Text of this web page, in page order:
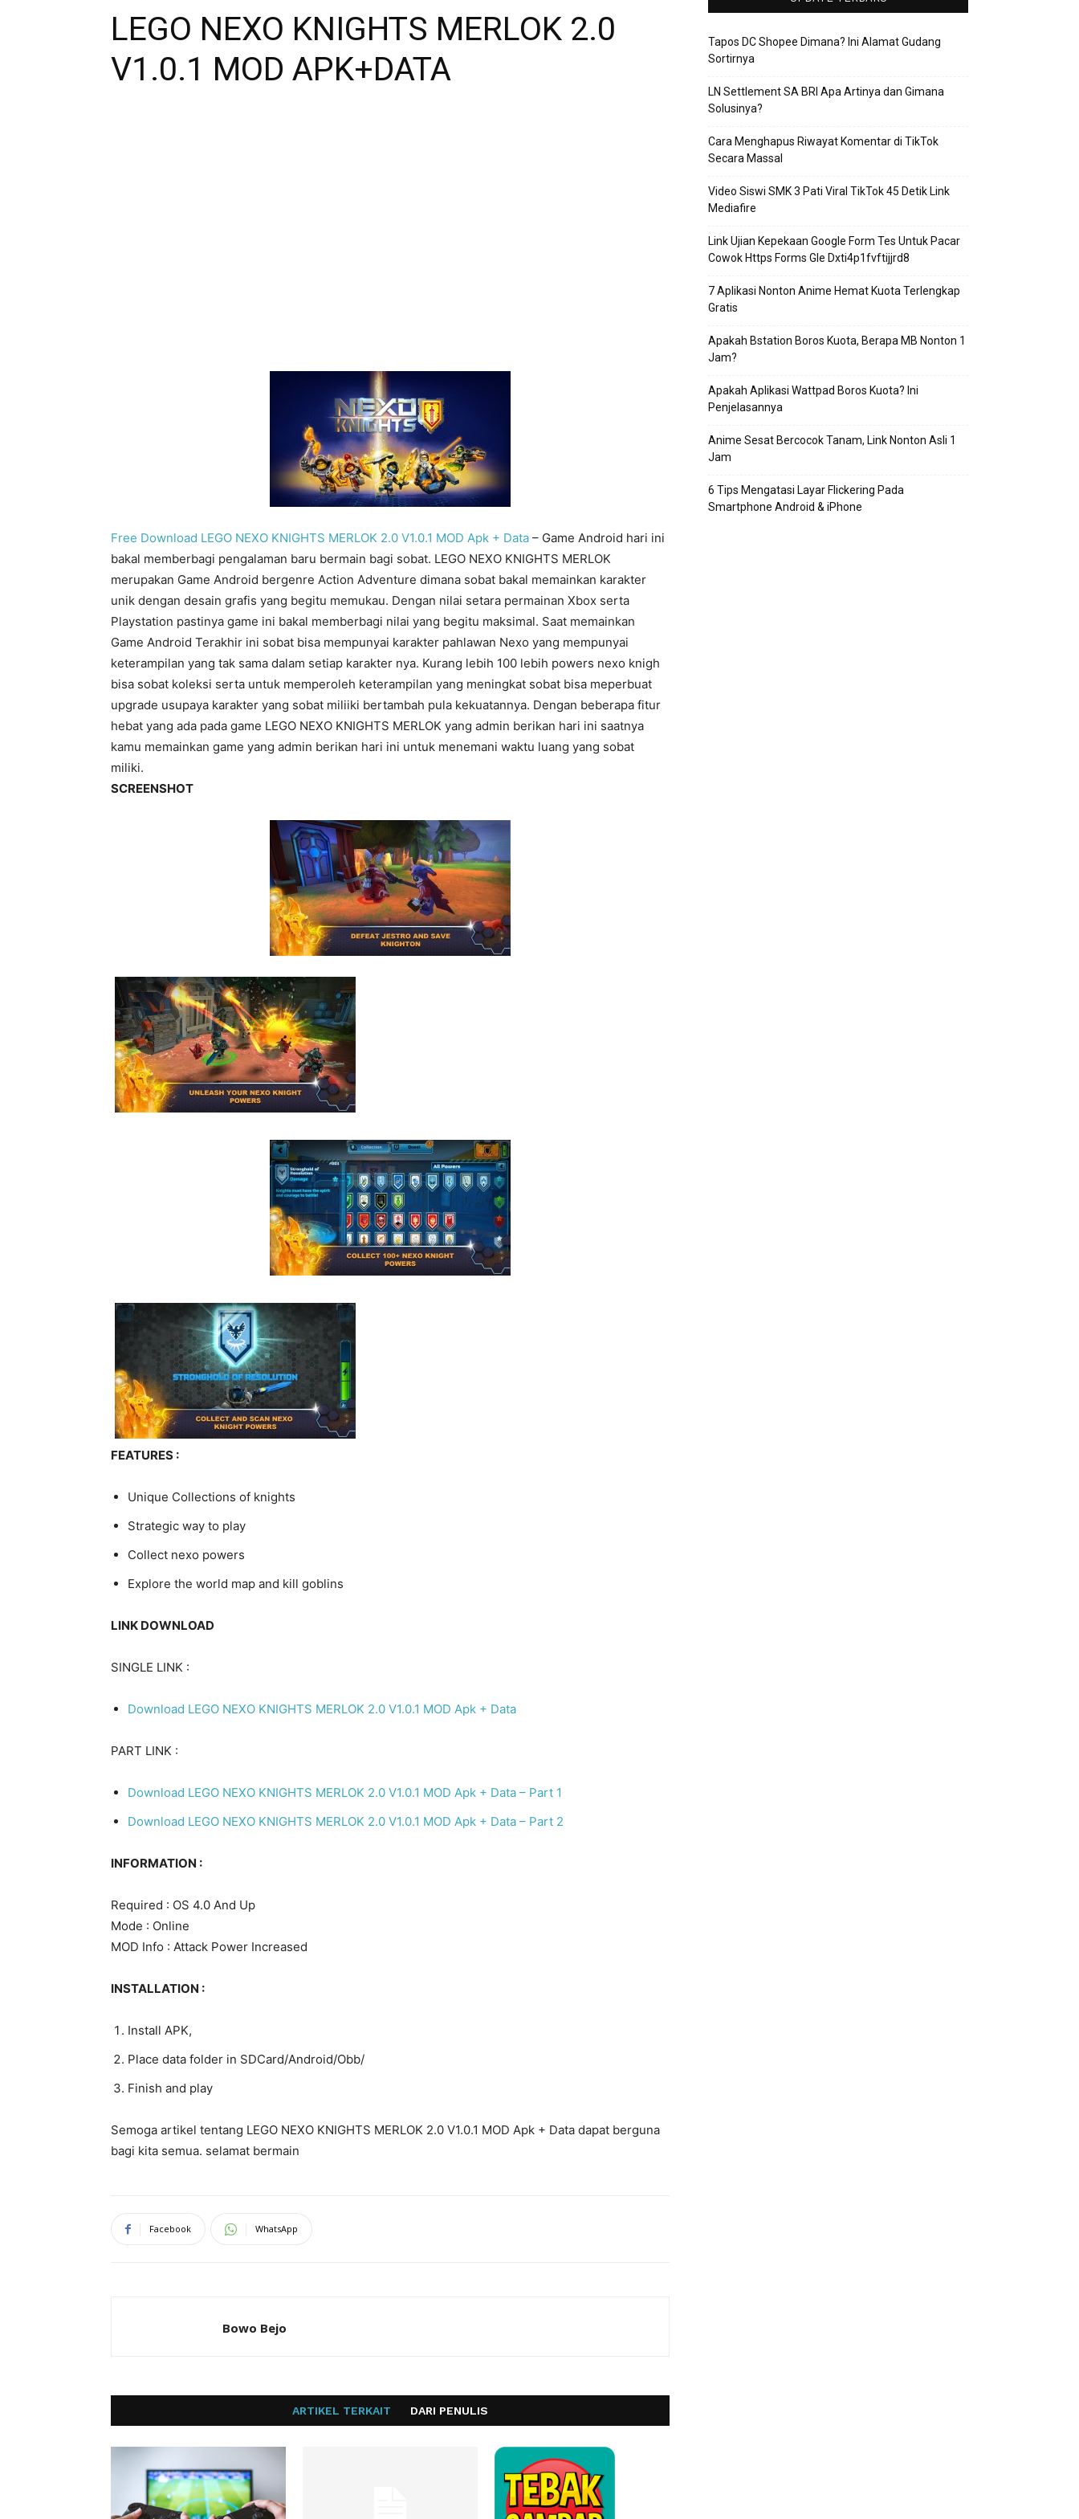
LEGO NEXO KNIGHTS MERLOK 2.0
V1.0.1 MOD APK+DATA
Free Download LEGO NEXO KNIGHTS MERLOK 2.0 V1.0.1 MOD Apk + Data – Game Android hari ini
bakal memberbagi pengalaman baru bermain bagi sobat. LEGO NEXO KNIGHTS MERLOK
merupakan Game Android bergenre Action Adventure dimana sobat bakal memainkan karakter
unik dengan desain grafis yang begitu memukau. Dengan nilai setara permainan Xbox serta
Playstation pastinya game ini bakal memberbagi nilai yang begitu maksimal. Saat memainkan
Game Android Terakhir ini sobat bisa mempunyai karakter pahlawan Nexo yang mempunyai
keterampilan yang tak sama dalam setiap karakter nya. Kurang lebih 100 lebih powers nexo knigh
bisa sobat koleksi serta untuk memperoleh keterampilan yang meningkat sobat bisa meperbuat
upgrade usupaya karakter yang sobat miliiki bertambah pula kekuatannya. Dengan beberapa fitur
hebat yang ada pada game LEGO NEXO KNIGHTS MERLOK yang admin berikan hari ini saatnya
kamu memainkan game yang admin berikan hari ini untuk menemani waktu luang yang sobat
miliki.
SCREENSHOT
FEATURES :
Unique Collections of knights
Strategic way to play
Collect nexo powers
Explore the world map and kill goblins
LINK DOWNLOAD
SINGLE LINK :
Download LEGO NEXO KNIGHTS MERLOK 2.0 V1.0.1 MOD Apk + Data
PART LINK :
Download LEGO NEXO KNIGHTS MERLOK 2.0 V1.0.1 MOD Apk + Data – Part 1
Download LEGO NEXO KNIGHTS MERLOK 2.0 V1.0.1 MOD Apk + Data – Part 2
INFORMATION :
Required : OS 4.0 And Up
Mode : Online
MOD Info : Attack Power Increased
INSTALLATION :
Install APK,
Place data folder in SDCard/Android/Obb/
Finish and play
Semoga artikel tentang LEGO NEXO KNIGHTS MERLOK 2.0 V1.0.1 MOD Apk + Data dapat berguna
bagi kita semua. selamat bermain
Facebook WhatsApp
Bowo Bejo
ARTIKEL TERKAIT DARI PENULIS
Tapos DC Shopee Dimana? Ini Alamat Gudang
Sortirnya
LN Settlement SA BRI Apa Artinya dan Gimana
Solusinya?
Cara Menghapus Riwayat Komentar di TikTok
Secara Massal
Video Siswi SMK 3 Pati Viral TikTok 45 Detik Link
Mediafire
Link Ujian Kepekaan Google Form Tes Untuk Pacar
Cowok Https Forms Gle Dxti4p1fvftijjrd8
7 Aplikasi Nonton Anime Hemat Kuota Terlengkap
Gratis
Apakah Bstation Boros Kuota, Berapa MB Nonton 1
Jam?
Apakah Aplikasi Wattpad Boros Kuota? Ini
Penjelasannya
Anime Sesat Bercocok Tanam, Link Nonton Asli 1
Jam
6 Tips Mengatasi Layar Flickering Pada
Smartphone Android & iPhone